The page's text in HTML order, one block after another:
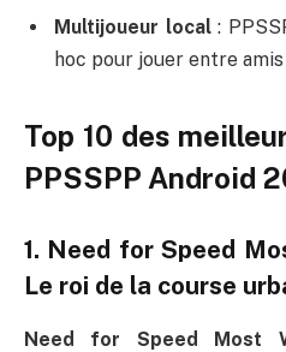
Multijoueur local:
hoc pour jouer entre
Top 10 des
PPSSPP Android
1. Need for Speed
Le roi de la course
Need for Speed Most